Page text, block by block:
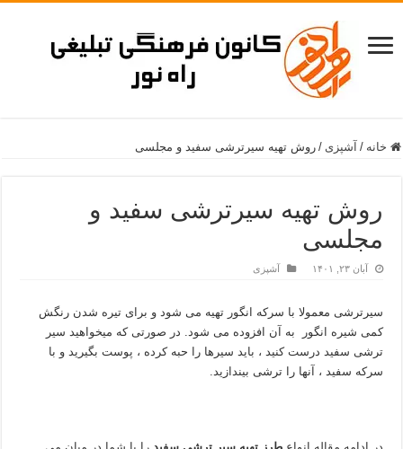
خانه / آشپزی / روش تهیه سیرترشی سفید و مجلسی
روش تهیه سیرترشی سفید و
مجلسی
آبان ۲۳, ۱۴۰۱ آشپزی
سیرترشی معمولا با سرکه انگور تهیه می شود و برای تیره شدن رنگش
کمی شیره انگور به آن افزوده می شود. در صورتی که میخواهید سیر
ترشی سفید درست کنید ، باید سیرها را حبه کرده ، پوست بگیرید و با
سرکه سفید ، آنها را ترشی بیندازید.